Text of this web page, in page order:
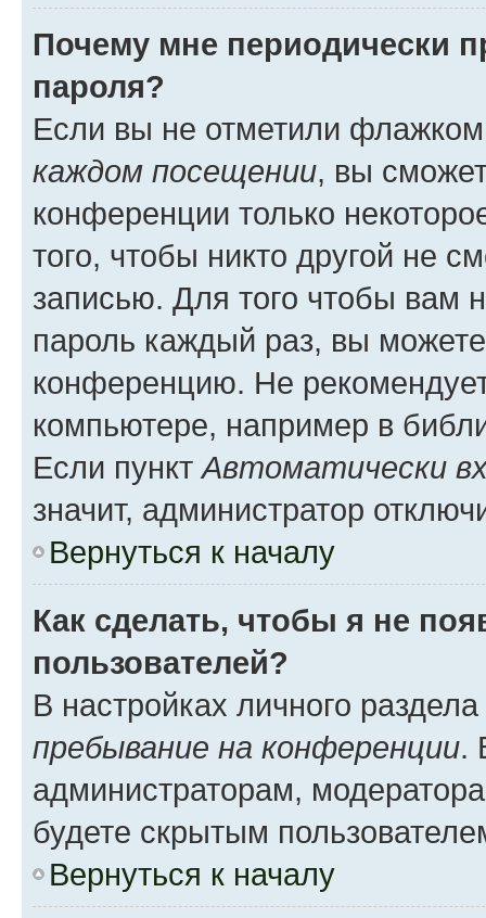
Почему мне периодически
пароля?
Если вы не отметили
каждом посещении, вы
конференции только
того, чтобы никто другой не
записью. Для того чтобы вам
пароль каждый раз, вы
конференцию. Не
компьютере, например в
Если пунктАвтоматически
значит, администратор
Вернуться к началу
Как сделать, чтобы я не
пользователей?
В настройках личного
пребывание на конференции.
администраторам,
будете скрытым
Вернуться к началу